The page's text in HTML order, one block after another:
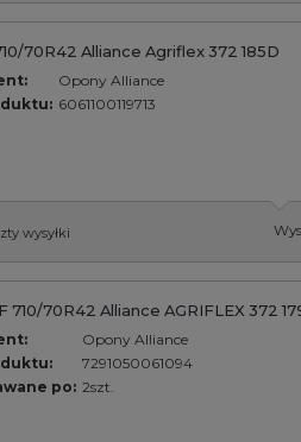
70R42 Alliance Agriflex 372 185D
Opony Alliance
6061100119713
wysyłki
710/70R42 Alliance AGRIFLEX 372
Opony Alliance
7291050061094
po: 2szt.